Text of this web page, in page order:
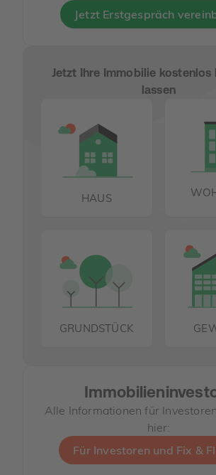
Jetzt Erstgespräch
Jetzt Ihre Immobilie kostenlos
lassen
HAUS
GRUNDSTÜCK
Alle Informationen für
hier:
Für Investoren und Fix &